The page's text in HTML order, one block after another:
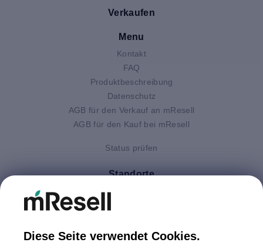
Verkaufen
Menu
Kontakt
FAQ
Produktbeschreibung
Datenschutz
AGB für den Verkauf an mResell
AGB für den Kauf bei mResell
Status prüfen
Standorte
Deutschland
Italien
Diese Seite verwendet Cookies.